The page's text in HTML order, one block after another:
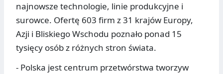
najnowsze technologie, linie produkcyjne i
surowce. Ofertę 603 firm z 31 krajów Europy,
Azji i Bliskiego Wschodu poznało ponad 15
tysięcy osób z różnych stron świata.
- Polska jest centrum przetwórstwa tworzyw